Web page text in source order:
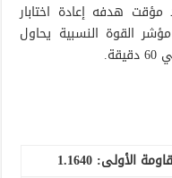
هدفه إعادة اختابار
مؤشر القوة النسبية يحاول
الأولى: 1.1640